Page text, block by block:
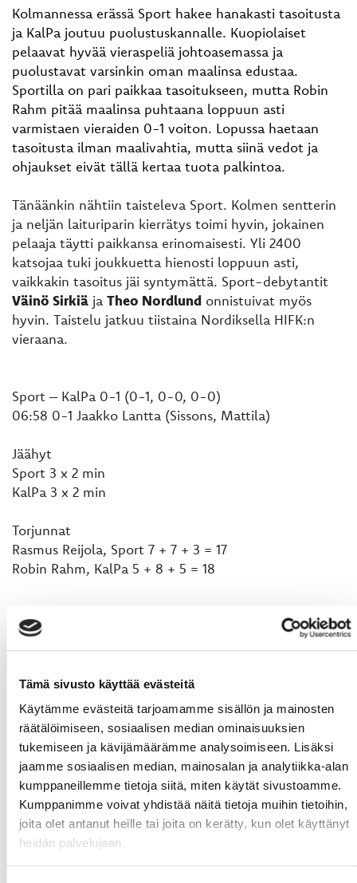
Tämä sivusto käyttää evästeitä
Käytämme evästeitä tarjoamamme sisällön ja mainosten
räätälöimiseen, sosiaalisen median ominaisuuksien
tukemiseen ja kävijämäärämme analysoimiseen. Lisäksi
jaamme sosiaalisen median, mainosalan ja analytiikka-alan
kumppaneillemme tietoja siitä, miten käytät sivustoamme.
Kumppanimme voivat yhdistää näitä tietoja muihin tietoihin,
joita olet antanut heille tai joita on kerätty, kun olet käyttänyt
heidän palvelujaan.
Kolmannessa erässä Sport hakee hanakasti tasoitusta
ja KalPa joutuu puolustuskannalle. Kuopiolaiset
pelaavat hyvää vieraspeliä johtoasemassa ja
puolustavat varsinkin oman maalinsa edustaa.
Sportilla on pari paikkaa tasoitukseen, mutta Robin
Rahm pitää maalinsa puhtaana loppuun asti
varmistaen vieraiden 0-1 voiton. Lopussa haetaan
tasoitusta ilman maalivahtia, mutta siinä vedot ja
ohjaukset eivät tällä kertaa tuota palkintoa.
Tänäänkin nähtiin taisteleva Sport. Kolmen sentterin
ja neljän laituriparin kierrätys toimi hyvin, jokainen
pelaaja täytti paikkansa erinomaisesti. Yli 2400
katsojaa tuki joukkuetta hienosti loppuun asti,
vaikkakin tasoitus jäi syntymättä. Sport-debytantit
Väinö Sirkiä ja Theo Nordlund onnistuivat myös
hyvin. Taistelu jatkuu tiistaina Nordiksella HIFK:n
vieraana.
Sport – KalPa 0-1 (0-1, 0-0, 0-0)
06:58 0-1 Jaakko Lantta (Sissons, Mattila)
Jäähyt
Sport 3 x 2 min
KalPa 3 x 2 min
Torjunnat
Rasmus Reijola, Sport 7 + 7 + 3 = 17
Robin Rahm, KalPa 5 + 8 + 5 = 18